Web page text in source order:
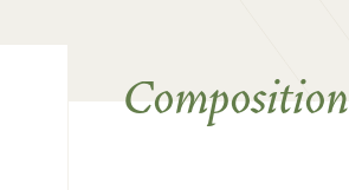
Composition